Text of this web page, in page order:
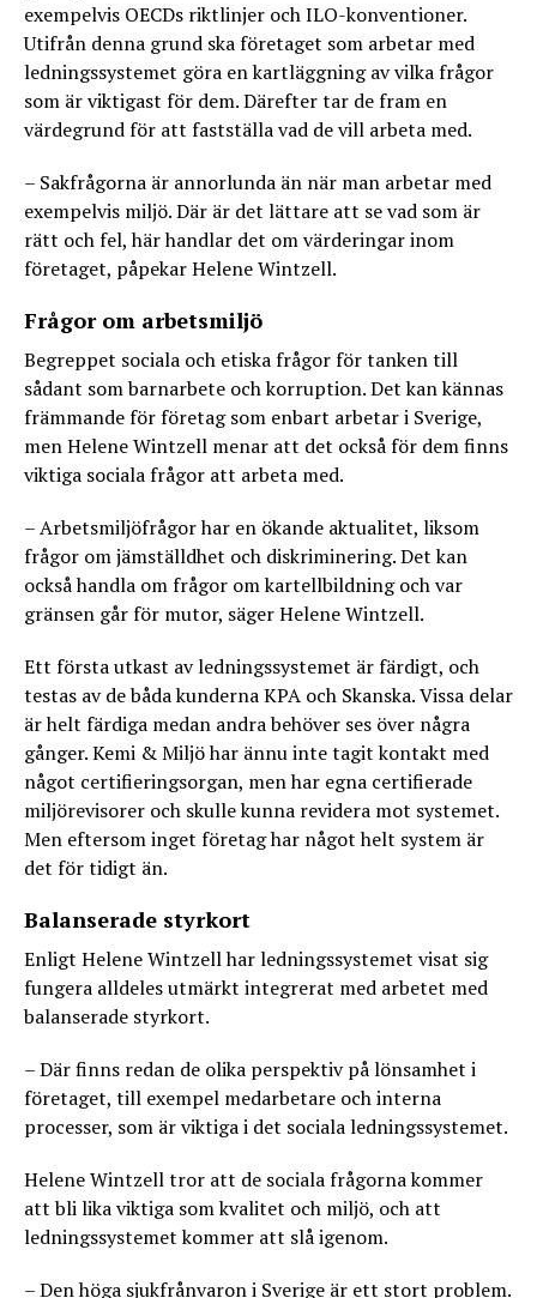
exempelvis OECDs riktlinjer och ILO-konventioner.
Utifrån denna grund ska företaget som arbetar med
ledningssystemet göra en kartläggning av vilka frågor
som är viktigast för dem. Därefter tar de fram en
värdegrund för att fastställa vad de vill arbeta med.
– Sakfrågorna är annorlunda än när man arbetar med
exempelvis miljö. Där är det lättare att se vad som är
rätt och fel, här handlar det om värderingar inom
företaget, påpekar Helene Wintzell.
Frågor om arbetsmiljö
Begreppet sociala och etiska frågor för tanken till
sådant som barnarbete och korruption. Det kan kännas
främmande för företag som enbart arbetar i Sverige,
men Helene Wintzell menar att det också för dem finns
viktiga sociala frågor att arbeta med.
– Arbetsmiljöfrågor har en ökande aktualitet, liksom
frågor om jämställdhet och diskriminering. Det kan
också handla om frågor om kartellbildning och var
gränsen går för mutor, säger Helene Wintzell.
Ett första utkast av ledningssystemet är färdigt, och
testas av de båda kunderna KPA och Skanska. Vissa delar
är helt färdiga medan andra behöver ses över några
gånger. Kemi & Miljö har ännu inte tagit kontakt med
något certifieringsorgan, men har egna certifierade
miljörevisorer och skulle kunna revidera mot systemet.
Men eftersom inget företag har något helt system är
det för tidigt än.
Balanserade styrkort
Enligt Helene Wintzell har ledningssystemet visat sig
fungera alldeles utmärkt integrerat med arbetet med
balanserade styrkort.
– Där finns redan de olika perspektiv på lönsamhet i
företaget, till exempel medarbetare och interna
processer, som är viktiga i det sociala ledningssystemet.
Helene Wintzell tror att de sociala frågorna kommer
att bli lika viktiga som kvalitet och miljö, och att
ledningssystemet kommer att slå igenom.
– Den höga sjukfrånvaron i Sverige är ett stort problem.